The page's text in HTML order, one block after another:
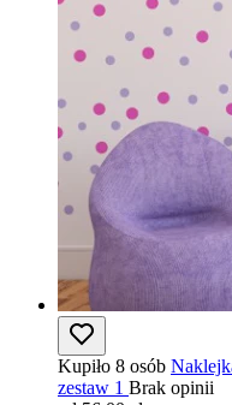
Kupiło 8 osób
zestaw 1 Brak opinii